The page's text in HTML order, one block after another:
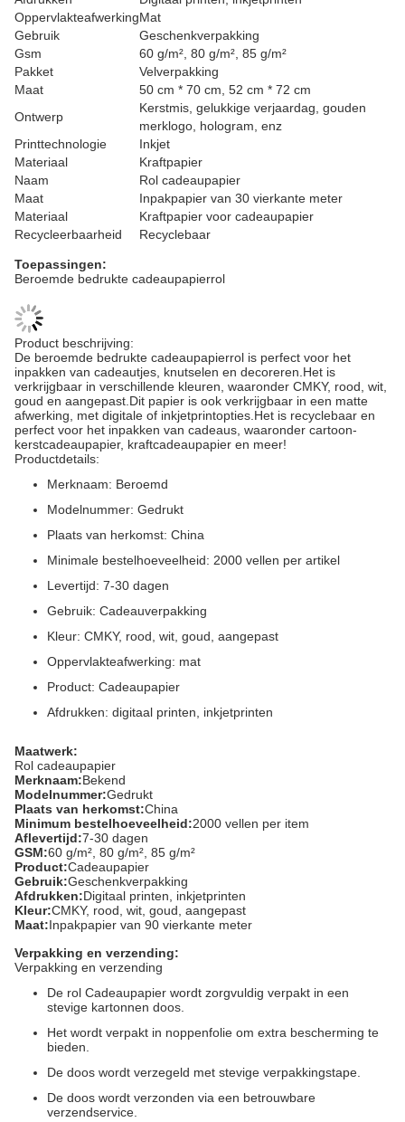
OppervlakteafwerkingMat
Gebruik
Geschenkverpakking
Gsm
60 g/m², 80 g/m², 85 g/m²
Pakket
Velverpakking
Maat
50 cm * 70 cm, 52 cm * 72 cm
Ontwerp
Kerstmis, gelukkige verjaardag, gouden
merklogo, hologram, enz
Printtechnologie
Inkjet
Materiaal
Kraftpapier
Naam
Rol cadeaupapier
Maat
Inpakpapier van 30 vierkante meter
Materiaal
Kraftpapier voor cadeaupapier
Recycleerbaarheid
Recyclebaar
Toepassingen:
Beroemde bedrukte cadeaupapierrol
Product beschrijving:
De beroemde bedrukte cadeaupapierrol is perfect voor het
inpakken van cadeautjes, knutselen en decoreren.Het is
verkrijgbaar in verschillende kleuren, waaronder CMKY, rood, wit,
goud en aangepast.Dit papier is ook verkrijgbaar in een matte
afwerking, met digitale of inkjetprintopties.Het is recyclebaar en
perfect voor het inpakken van cadeaus, waaronder cartoon-
kerstcadeaupapier, kraftcadeaupapier en meer!
Productdetails:
Merknaam: Beroemd
Modelnummer: Gedrukt
Plaats van herkomst: China
Minimale bestelhoeveelheid: 2000 vellen per artikel
Levertijd: 7-30 dagen
Gebruik: Cadeauverpakking
Kleur: CMKY, rood, wit, goud, aangepast
Oppervlakteafwerking: mat
Product: Cadeaupapier
Afdrukken: digitaal printen, inkjetprinten
Maatwerk:
Rol cadeaupapier
Merknaam:Bekend
Modelnummer:Gedrukt
Plaats van herkomst:China
Minimum bestelhoeveelheid:2000 vellen per item
Aflevertijd:7-30 dagen
GSM:60 g/m², 80 g/m², 85 g/m²
Product:Cadeaupapier
Gebruik:Geschenkverpakking
Afdrukken:Digitaal printen, inkjetprinten
Kleur:CMKY, rood, wit, goud, aangepast
Maat:Inpakpapier van 90 vierkante meter
Verpakking en verzending:
Verpakking en verzending
De rol Cadeaupapier wordt zorgvuldig verpakt in een
stevige kartonnen doos.
Het wordt verpakt in noppenfolie om extra bescherming te
bieden.
De doos wordt verzegeld met stevige verpakkingstape.
De doos wordt verzonden via een betrouwbare
verzendservice.